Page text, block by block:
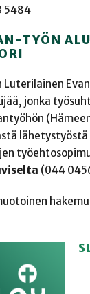
5484
TYÖN
Luterilainen
jonka
lähetystyöstä
(044